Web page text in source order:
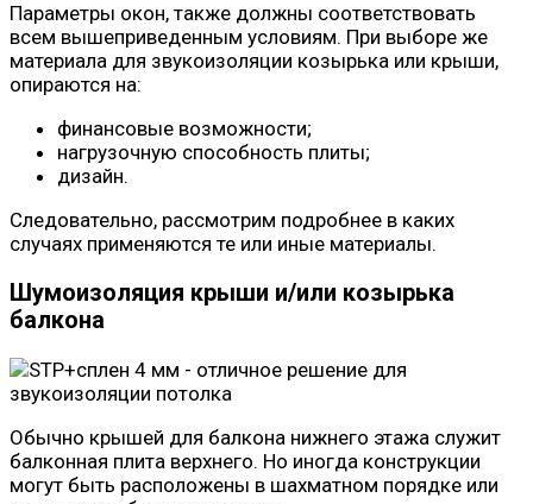
Параметры окон, также должны соответствовать
всем вышеприведенным условиям. При выборе же
материала для звукоизоляции козырька или крыши,
опираются на:
финансовые возможности;
нагрузочную способность плиты;
дизайн.
Следовательно, рассмотрим подробнее в каких
случаях применяются те или иные материалы.
Шумоизоляция крыши и/или козырька
балкона
Обычно крышей для балкона нижнего этажа служит
балконная плита верхнего. Но иногда конструкции
могут быть расположены в шахматном порядке или